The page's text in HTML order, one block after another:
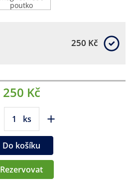
250 Kč
250 Kč
ks +
Do košíku
Rezervovat